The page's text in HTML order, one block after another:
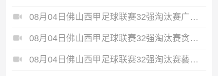
08月04日佛山西甲足球联赛32强淘汰赛广东西南建设VS香港圣徒全场录像
08月04日佛山西甲足球联赛32强淘汰赛贪玩游戏VS美的薪火全场录像
08月04日佛山西甲足球联赛32强淘汰赛藝品高國際VS湛江狂狼·粵辉能源全场录像